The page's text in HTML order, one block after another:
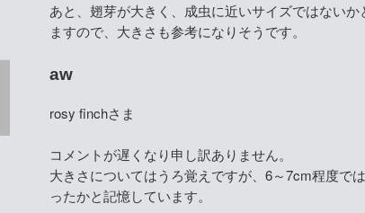
あと、翅芽が大きく、成虫に近いサイズではないか
ますので、大きさも参考になりそうです。
aw
rosy finchさま
コメントが遅くなり申し訳ありません。
大きさについてはうろ覚えですが、6～7cm程度で
ったかと記憶しています。